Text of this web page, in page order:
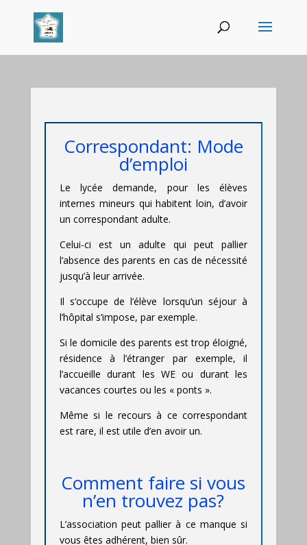
Correspondant: Mode
d’emploi
Le lycée demande, pour les élèves
internes mineurs qui habitent loin, d’avoir
un correspondant adulte.
Celui-ci est un adulte qui peut pallier
l’absence des parents en cas de nécessité
jusqu’à leur arrivée.
Il s’occupe de l’élève lorsqu’un séjour à
l’hôpital s’impose, par exemple.
Si le domicile des parents est trop éloigné,
résidence à l’étranger par exemple, il
l’accueille durant les WE ou durant les
vacances courtes ou les « ponts ».
Même si le recours à ce correspondant
est rare, il est utile d’en avoir un.
Comment faire si vous
n’en trouvez pas?
L’association peut pallier à ce manque si
vous êtes adhérent, bien sûr.